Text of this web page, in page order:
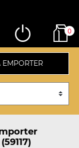
0
EMPORTER